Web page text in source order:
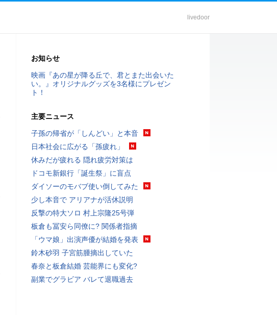
livedoor
お知らせ
映画『あの星が降る丘で、君とまた出会いた
い。』オリジナルグッズを3名様にプレゼン
ト！
主要ニュース
子孫の帰省が「しんどい」と本音
日本社会に広がる「孫疲れ」
休みだが疲れる 隠れ疲労対策は
ドコモ新銀行「誕生祭」に盲点
ダイソーのモバブ使い倒してみた
少し本音で アリアナが活休説明
反撃の特大ソロ 村上宗隆25号弾
板倉も冨安ら同僚に? 関係者指摘
「ウマ娘」出演声優が結婚を発表
鈴木砂羽 子宮筋腫摘出していた
春奈と板倉結婚 芸能界にも変化?
副業でグラビア バレて退職過去